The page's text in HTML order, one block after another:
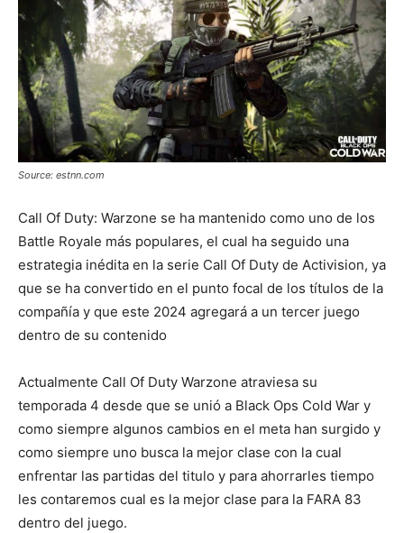
Source: estnn.com
Call Of Duty: Warzone se ha mantenido como uno de los
Battle Royale más populares, el cual ha seguido una
estrategia inédita en la serie Call Of Duty de Activision, ya
que se ha convertido en el punto focal de los títulos de la
compañía y que este 2024 agregará a un tercer juego
dentro de su contenido
Actualmente Call Of Duty Warzone atraviesa su
temporada 4 desde que se unió a Black Ops Cold War y
como siempre algunos cambios en el meta han surgido y
como siempre uno busca la mejor clase con la cual
enfrentar las partidas del titulo y para ahorrarles tiempo
les contaremos cual es la mejor clase para la FARA 83
dentro del juego.